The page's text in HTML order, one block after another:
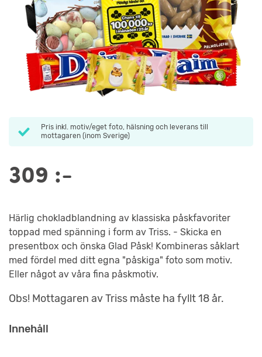
Härlig chokladblandning av klassiska påskfavoriter
toppad med spänning i form av Triss. - Skicka en
presentbox och önska Glad Påsk! Kombineras såklart
med fördel med ditt egna "påskiga" foto som motiv.
Eller något av våra fina påskmotiv.
Obs! Mottagaren av Triss måste ha fyllt 18 år.
Innehåll
Pris inkl. motiv/eget foto, hälsning och leverans till
mottagaren (inom Sverige)
309 :-